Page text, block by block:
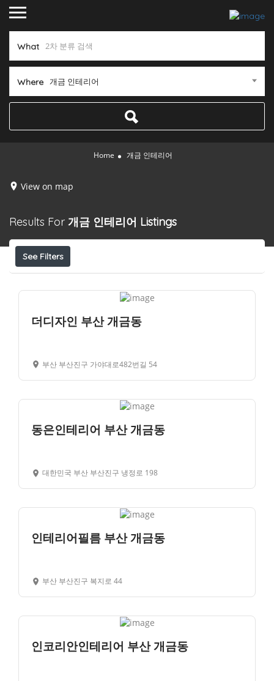
What
Where 개금 인테리어
Home 개금 인테리어
View on map
Results For 개금 인테리어 Listings
See Filters
더디자인 부산 개금동
부산 부산진구 가야대로482번길 54
동은인테리어 부산 개금동
대한민국 부산 부산진구 냉정로 198
인테리어필름 부산 개금동
부산 부산진구 복지로 44
인코리안인테리어 부산 개금동